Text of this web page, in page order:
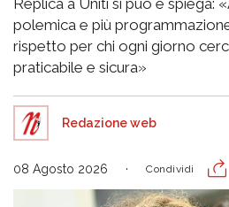
polemica e più
rispetto per chi ogni giorno
praticabile e sicura»
Redazione web
08 Agosto 2026 Condividi